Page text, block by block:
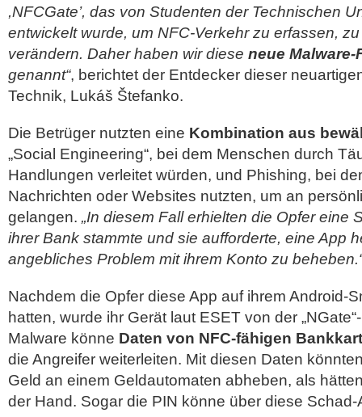
,NFCGate’, das von Studenten der Technischen
entwickelt wurde, um NFC-Verkehr zu erfassen,
verändern. Daher haben wir diese neue Malware-
genannt“, berichtet der Entdecker dieser
Technik, Lukáš Štefanko.
Die Betrüger nutzten eine Kombination aus
„Social Engineering“, bei dem Menschen durch
Handlungen verleitet würden, und Phishing, bei
Nachrichten oder Websites nutzten, um an
gelangen. „In diesem Fall erhielten die Opfer eine
ihrer Bank stammte und sie aufforderte, eine App
angebliches Problem mit ihrem Konto zu
Nachdem die Opfer diese App auf ihrem Android-
hatten, wurde ihr Gerät laut ESET von der
Malware könne Daten von NFC-fähigen
die Angreifer weiterleiten. Mit diesen Daten
Geld an einem Geldautomaten abheben, als
der Hand. Sogar die PIN könne über diese